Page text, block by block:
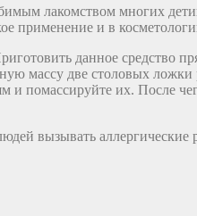
лакомством многих
применение и в
данное средство
массу две столовых
помассируйте их. После
вызывать аллергические